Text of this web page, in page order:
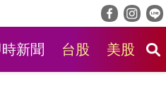
新聞 台股 美股